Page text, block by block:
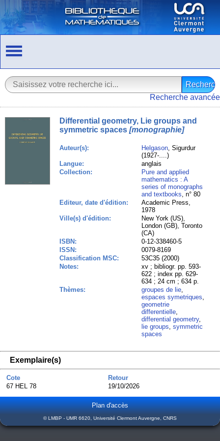
Recherche avancée
Differential geometry, Lie groups and
symmetric spaces [monographie]
Auteur(s): Helgason, Sigurdur
(1927-....)
Langue:
anglais
Collection:
Pure and applied
mathematics : A
series of monographs
and textbooks, n° 80
Editeur, date d'édition:
Academic Press,
1978
Ville(s) d'édition:
New York (US),
London (GB), Toronto
(CA)
ISBN:
0-12-338460-5
ISSN:
0079-8169
Classification MSC:
53C35 (2000)
Notes:
xv ; bibliogr. pp. 593-
622 ; index pp. 629-
634 ; 24 cm ; 634 p.
Thèmes:
groupes de lie,
espaces symetriques,
geometrie
differentielle,
differential geometry,
lie groups,symmetric
spaces
Exemplaire(s)
Cote
Retour
67 HEL 78
19/10/2026
Plan d'accès
© LMBP - UMR 6620, Université Clermont Auvergne, CNRS